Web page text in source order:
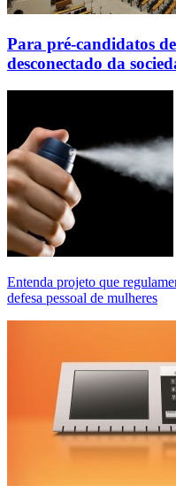
Para pré-candidatos
desconectado da
Entenda projeto que
defesa pessoal de mulheres